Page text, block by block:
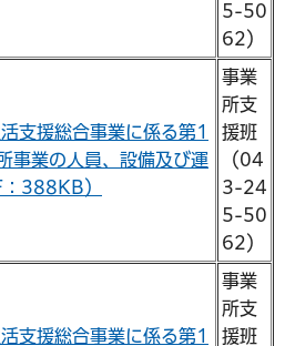
5-50
62）
支援総合事業に係る第1
事業の人員、設備及び運
388KB）
事業
所支
援班
（04
3-24
5-50
62）
支援総合事業に係る第1
事業
所支
援班